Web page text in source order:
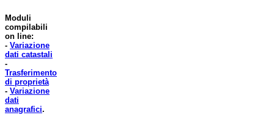
Moduli
compilabili
on line:
- Variazione
dati catastali
-
Trasferimento
di proprietà
- Variazione
dati
anagrafici.